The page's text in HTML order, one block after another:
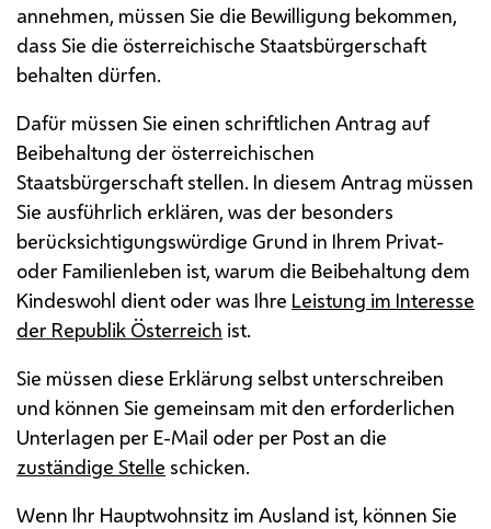
annehmen, müssen Sie die Bewilligung bekommen,
dass Sie die österreichische Staatsbürgerschaft
behalten dürfen.
Dafür müssen Sie einen schriftlichen Antrag auf
Beibehaltung der österreichischen
Staatsbürgerschaft stellen. In diesem Antrag müssen
Sie ausführlich erklären, was der besonders
berücksichtigungswürdige Grund in Ihrem Privat-
oder Familienleben ist, warum die Beibehaltung dem
Kindeswohl dient oder was Ihre Leistung im Interesse
der Republik Österreich ist.
Sie müssen diese Erklärung selbst unterschreiben
und können Sie gemeinsam mit den erforderlichen
Unterlagen per E-Mail oder per Post an die
zuständige Stelle schicken.
Wenn Ihr Hauptwohnsitz im Ausland ist, können Sie